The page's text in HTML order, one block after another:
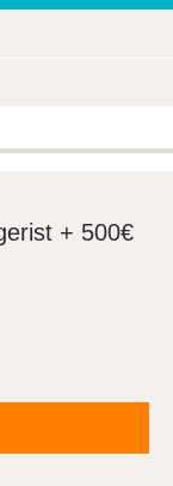
+ 500€